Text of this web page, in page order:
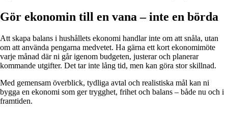
Gör ekonomin till en vana – inte en börda
Att skapa balans i hushållets ekonomi handlar inte om att snåla, utan
om att använda pengarna medvetet. Ha gärna ett kort ekonomimöte
varje månad där ni går igenom budgeten, justerar och planerar
kommande utgifter. Det tar inte lång tid, men kan göra stor skillnad.
Med gemensam överblick, tydliga avtal och realistiska mål kan ni
bygga en ekonomi som ger trygghet, frihet och balans – både nu och i
framtiden.